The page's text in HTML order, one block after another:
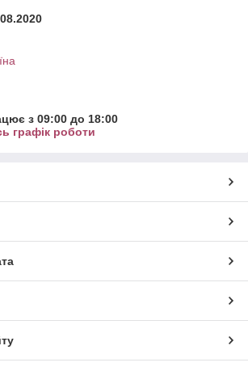
з 09:00 до 18:00
графік роботи